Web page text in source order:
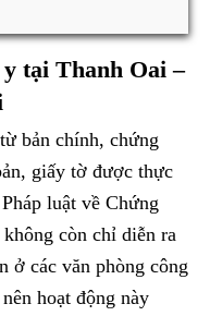
tại Thanh Oai –
bản chính, chứng
giấy tờ được thực
luật về Chứng
còn chỉ diễn ra
ở các văn phòng công
hoạt động này